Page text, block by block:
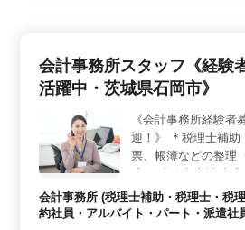
会計事務所スタッフ《経験
活躍中・茨城県石岡市》
《会計事務所経験者
迎！》 ＊税理士補助
票、帳簿などの整理
になります。 皆さま
いよう、 事務所環境
会計事務所 (税理士補助・税理士・税
約社員・アルバイト・パート・派遣社